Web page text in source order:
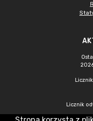
Licznik